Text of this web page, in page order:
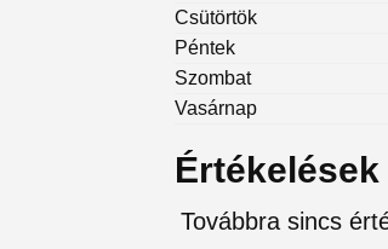
Csütörtök
Péntek
Szombat
Vasárnap
Továbbra sincs